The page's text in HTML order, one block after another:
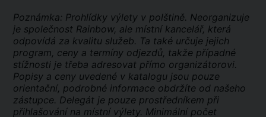
Poznámka: Prohlídky výlety v polštině. Neorganizuje
je společnost Rainbow, ale místní kancelář, která
odpovídá za kvalitu služeb. Ta také určuje jejich
program, ceny a termíny odjezdů, takže případné
stížnosti je třeba adresovat přímo organizátorovi.
Popisy a ceny uvedené v katalogu jsou pouze
orientační, podrobné informace obdržíte od našeho
zástupce. Delegát je pouze prostředníkem při
přihlašování na místní výlety. Minimální počet